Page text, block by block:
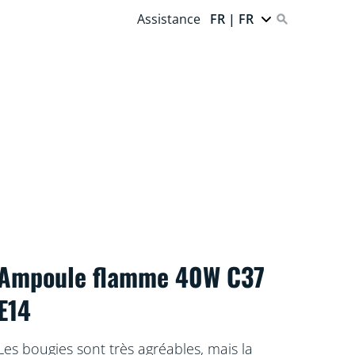
Assistance FR | FR
flamme 40W C37
bougies sont très agréables, mais la